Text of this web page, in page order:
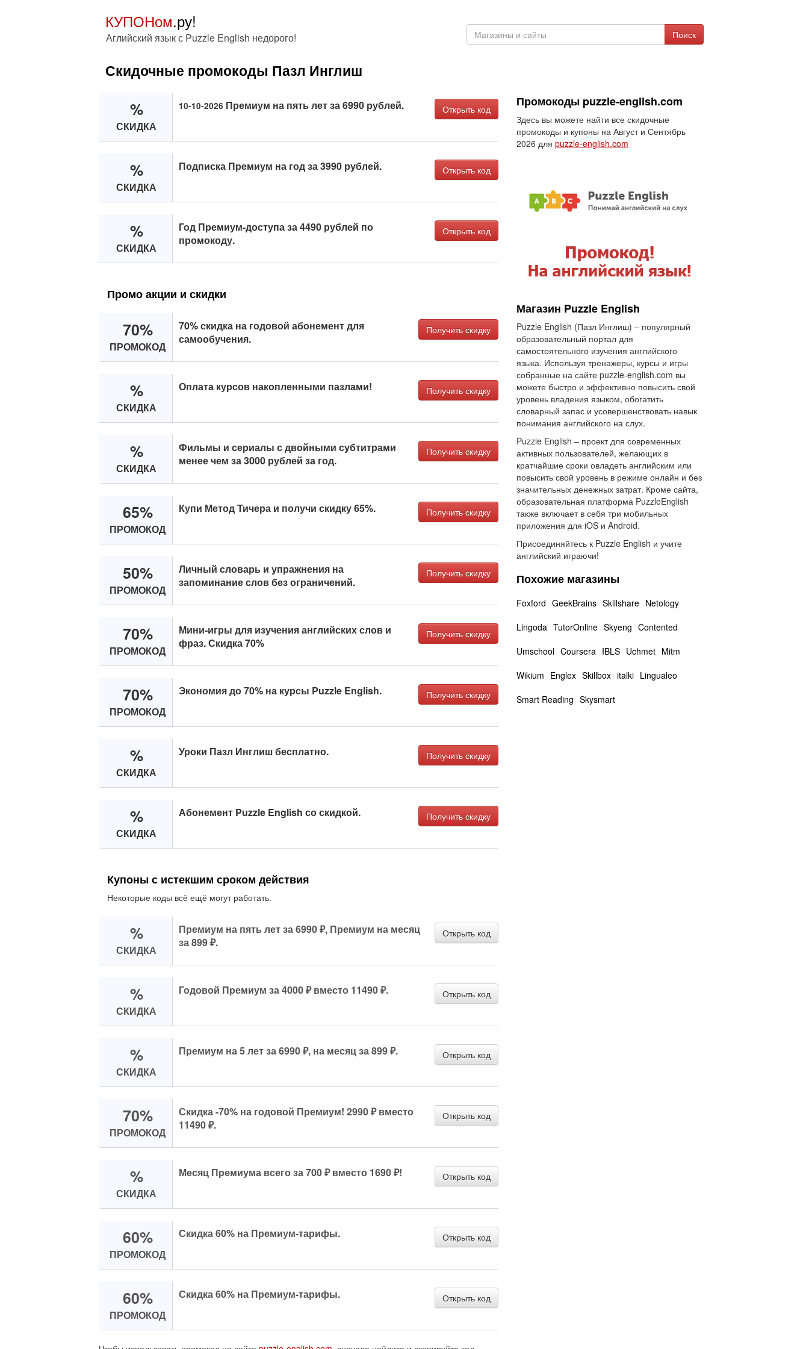
КУПОНом.ру!
Аглийский язык с Puzzle English недорого! Поиск
Скидочные промокоды Пазл Инглиш
%
СКИДКА
10-10-2026 Премиум на пять лет за 6990 рублей. Открыть код
%
СКИДКА
Подписка Премиум на год за 3990 рублей. Открыть код
%
СКИДКА
Год Премиум-доступа за 4490 рублей по
промокоду.
Открыть код
Промо акции и скидки
70%
ПРОМОКОД
70% скидка на годовой абонемент для
самообучения.
Получить скидку
%
СКИДКА
Оплата курсов накопленными пазлами! Получить скидку
%
СКИДКА
Фильмы и сериалы с двойными субтитрами
менее чем за 3000 рублей за год.
Получить скидку
65%
ПРОМОКОД
Купи Метод Тичера и получи скидку 65%. Получить скидку
50%
ПРОМОКОД
Личный словарь и упражнения на
запоминание слов без ограничений.
Получить скидку
70%
ПРОМОКОД
Мини-игры для изучения английских слов и
фраз. Скидка 70%
Получить скидку
70%
ПРОМОКОД
Экономия до 70% на курсы Puzzle English. Получить скидку
%
СКИДКА
Уроки Пазл Инглиш бесплатно. Получить скидку
%
СКИДКА
Абонемент Puzzle English со скидкой. Получить скидку
Купоны с истекшим сроком действия
Некоторые коды всё ещё могут работать.
%
СКИДКА
Премиум на пять лет за 6990 ₽, Премиум на месяц
за 899 ₽.
Открыть код
%
СКИДКА
Годовой Премиум за 4000 ₽ вместо 11490 ₽. Открыть код
%
СКИДКА
Премиум на 5 лет за 6990 ₽, на месяц за 899 ₽. Открыть код
70%
ПРОМОКОД
Скидка -70% на годовой Премиум! 2990 ₽ вместо
11490 ₽.
Открыть код
%
СКИДКА
Месяц Премиума всего за 700 ₽ вместо 1690 ₽! Открыть код
60%
ПРОМОКОД
Скидка 60% на Премиум-тарифы. Открыть код
60%
ПРОМОКОД
Скидка 60% на Премиум-тарифы. Открыть код
Промокоды puzzle-english.com
Здесь вы можете найти все скидочные
промокоды и купоны на Август и Сентябрь
2026 для puzzle-english.com
Магазин Puzzle English
Puzzle English (Пазл Инглиш) – популярный
образовательный портал для
самостоятельного изучения английского
языка. Используя тренажеры, курсы и игры
собранные на сайте puzzle-english.com вы
можете быстро и эффективно повысить свой
уровень владения языком, обогатить
словарный запас и усовершенствовать навык
понимания английского на слух.
Puzzle English – проект для современных
активных пользователей, желающих в
кратчайшие сроки овладеть английским или
повысить свой уровень в режиме онлайн и без
значительных денежных затрат. Кроме сайта,
образовательная платформа PuzzleEnglish
также включает в себя три мобильных
приложения для iOS и Android.
Присоединяйтесь к Puzzle English и учите
английский играючи!
Похожие магазины
Foxford GeekBrains Skillshare Netology
Lingoda TutorOnline Skyeng Contented
Umschool Coursera IBLS Uchmet Mitm
Wikium Englex Skillbox italki Lingualeo
Smart Reading Skysmart